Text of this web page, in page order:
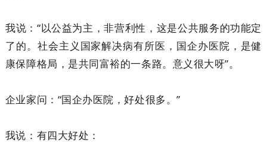
我说：“以公益为主，非营利性，这是公共服务的功能定
了的。社会主义国家解决病有所医，国企办医院，是健
康保障格局，是共同富裕的一条路。意义很大呀”。
企业家问：“国企办医院，好处很多。”
我说：有四大好处：